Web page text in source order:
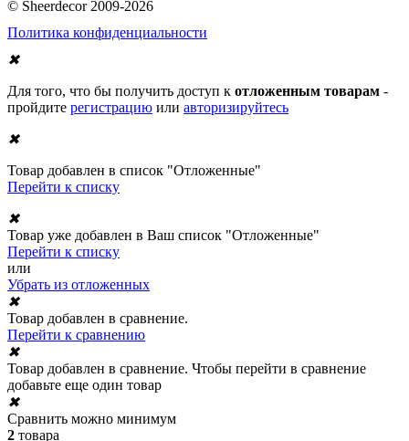
© Sheerdecor 2009-2026
Политика конфиденциальности
✖
Для того, что бы получить доступ к отложенным товарам -
пройдите регистрацию или авторизируйтесь
✖
Товар добавлен в список "Отложенные"
Перейти к списку
✖
Товар уже добавлен в Ваш список "Отложенные"
Перейти к списку
или
Убрать из отложенных
✖
Товар добавлен в сравнение.
Перейти к сравнению
✖
Товар добавлен в сравнение. Чтобы перейти в сравнение
добавьте еще один товар
✖
Сравнить можно минимум
2 товара